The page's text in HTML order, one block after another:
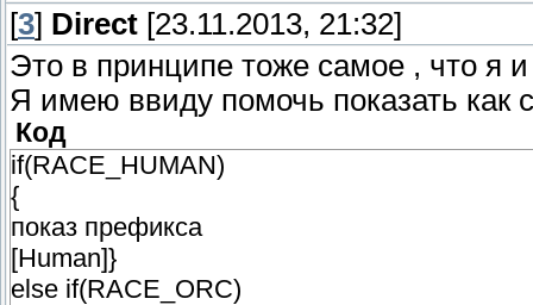
[3] Direct [23.11.2013, 21:32]
Это в принципе тоже самое , что я и
Я имею ввиду помочь показать как
Код
if(RACE_HUMAN)
{
показ префикса
[Human]}
else if(RACE_ORC)